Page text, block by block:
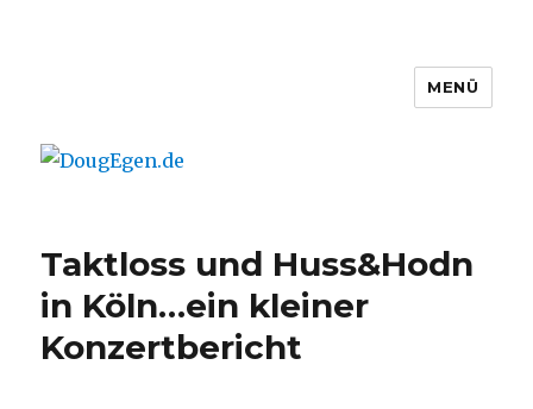
MENÜ
Taktloss und Huss&Hodn
in Köln…ein kleiner
Konzertbericht